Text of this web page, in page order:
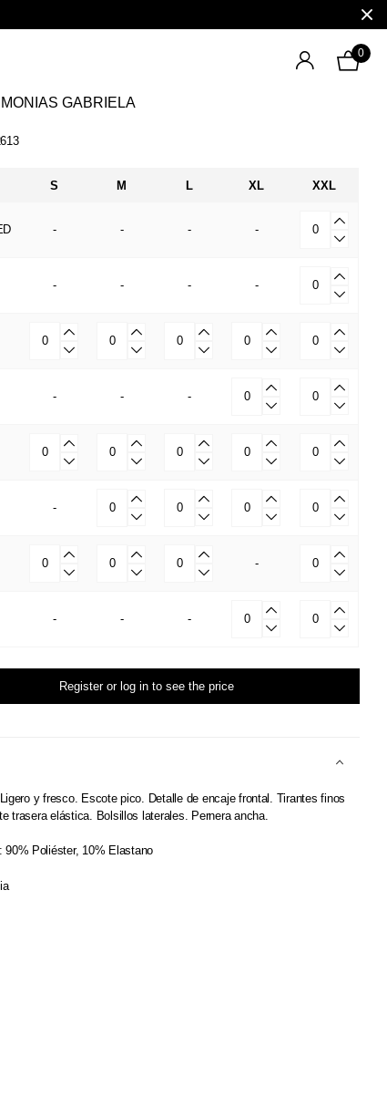
0
GABRIELA
S M L XL XXL
- - - -
- - - -
- - -
-
-
- - -
Register or log in to see the price
y fresco. Escote pico. Detalle de encaje frontal. Tirantes finos
trasera elástica. Bolsillos laterales. Pernera ancha.
90% Poliéster, 10% Elastano